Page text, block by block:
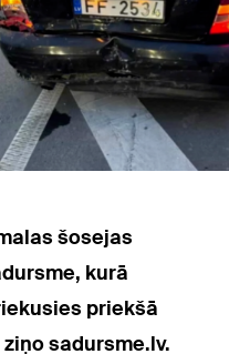
šosejas
kurā
priekšā
sadursme.lv.